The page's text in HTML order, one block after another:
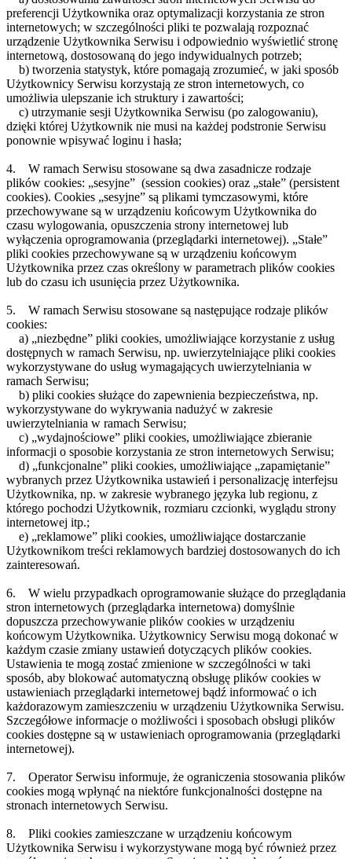
preferencji Użytkownika oraz optymalizacji korzystania ze stron
internetowych; w szczególności pliki te pozwalają rozpoznać
urządzenie Użytkownika Serwisu i odpowiednio wyświetlić stronę
internetową, dostosowaną do jego indywidualnych potrzeb;
b) tworzenia statystyk, które pomagają zrozumieć, w jaki sposób
Użytkownicy Serwisu korzystają ze stron internetowych, co
umożliwia ulepszanie ich struktury i zawartości;
c) utrzymanie sesji Użytkownika Serwisu (po zalogowaniu),
dzięki której Użytkownik nie musi na każdej podstronie Serwisu
ponownie wpisywać loginu i hasła;
4. W ramach Serwisu stosowane są dwa zasadnicze rodzaje
plików cookies: „sesyjne” (session cookies) oraz „stałe” (persistent
cookies). Cookies „sesyjne” są plikami tymczasowymi, które
przechowywane są w urządzeniu końcowym Użytkownika do
czasu wylogowania, opuszczenia strony internetowej lub
wyłączenia oprogramowania (przeglądarki internetowej). „Stałe”
pliki cookies przechowywane są w urządzeniu końcowym
Użytkownika przez czas określony w parametrach plików cookies
lub do czasu ich usunięcia przez Użytkownika.
5. W ramach Serwisu stosowane są następujące rodzaje plików
cookies:
a) „niezbędne” pliki cookies, umożliwiające korzystanie z usług
dostępnych w ramach Serwisu, np. uwierzytelniające pliki cookies
wykorzystywane do usług wymagających uwierzytelniania w
ramach Serwisu;
b) pliki cookies służące do zapewnienia bezpieczeństwa, np.
wykorzystywane do wykrywania nadużyć w zakresie
uwierzytelniania w ramach Serwisu;
c) „wydajnościowe” pliki cookies, umożliwiające zbieranie
informacji o sposobie korzystania ze stron internetowych Serwisu;
d) „funkcjonalne” pliki cookies, umożliwiające „zapamiętanie”
wybranych przez Użytkownika ustawień i personalizację interfejsu
Użytkownika, np. w zakresie wybranego języka lub regionu, z
którego pochodzi Użytkownik, rozmiaru czcionki, wyglądu strony
internetowej itp.;
e) „reklamowe” pliki cookies, umożliwiające dostarczanie
Użytkownikom treści reklamowych bardziej dostosowanych do ich
zainteresowań.
6. W wielu przypadkach oprogramowanie służące do przeglądania
stron internetowych (przeglądarka internetowa) domyślnie
dopuszcza przechowywanie plików cookies w urządzeniu
końcowym Użytkownika. Użytkownicy Serwisu mogą dokonać w
każdym czasie zmiany ustawień dotyczących plików cookies.
Ustawienia te mogą zostać zmienione w szczególności w taki
sposób, aby blokować automatyczną obsługę plików cookies w
ustawieniach przeglądarki internetowej bądź informować o ich
każdorazowym zamieszczeniu w urządzeniu Użytkownika Serwisu.
Szczegółowe informacje o możliwości i sposobach obsługi plików
cookies dostępne są w ustawieniach oprogramowania (przeglądarki
internetowej).
7. Operator Serwisu informuje, że ograniczenia stosowania plików
cookies mogą wpłynąć na niektóre funkcjonalności dostępne na
stronach internetowych Serwisu.
8. Pliki cookies zamieszczane w urządzeniu końcowym
Użytkownika Serwisu i wykorzystywane mogą być również przez